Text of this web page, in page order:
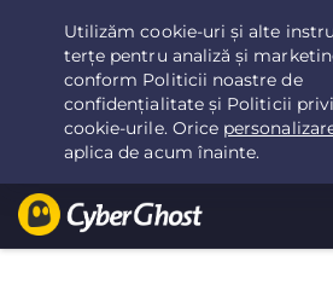
Ai ales:Cea mai bună ofertăpentru
/lună